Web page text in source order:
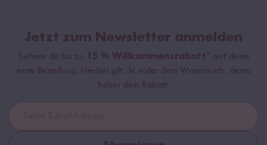
Jetzt zum Newsletter anmelden
Sichere dir bis zu 15 % Willkommensrabatt* auf deine
erste Bestellung. Hierbei gilt: Je voller dein Warenkorb, desto
höher dein Rabatt.